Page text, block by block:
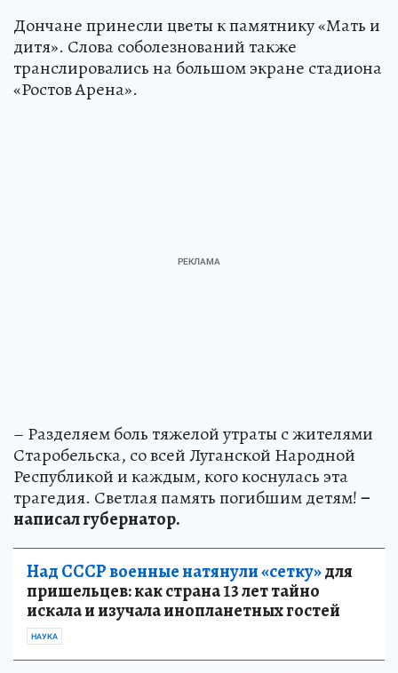
Дончане принесли цветы к памятнику «Мать и
дитя». Слова соболезнований также
транслировались на большом экране стадиона
«Ростов Арена».
– Разделяем боль тяжелой утраты с жителями
Старобельска, со всей Луганской Народной
Республикой и каждым, кого коснулась эта
трагедия. Светлая память погибшим детям!–
написал губернатор.
Над СССР военные натянули «сетку»для
пришельцев: как страна 13 лет тайно
искала и изучала инопланетных гостей
НАУКА